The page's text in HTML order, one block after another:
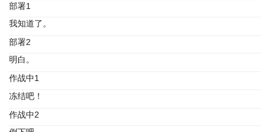
部署1
我知道了。
部署2
明白。
作战中1
冻结吧！
作战中2